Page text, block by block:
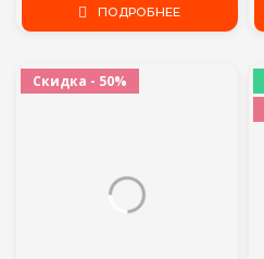
Цифровой Дисплей Для
ПОДРОБНЕЕ
Скидка - 50%